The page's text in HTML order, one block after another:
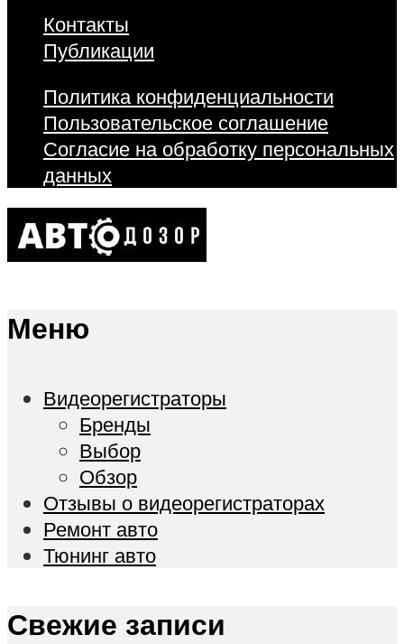
Контакты
Публикации
Политика конфиденциальности
Пользовательское соглашение
Согласие на обработку персональных
данных
Меню
Видеорегистраторы
Бренды
Выбор
Обзор
Отзывы о видеорегистраторах
Ремонт авто
Тюнинг авто
Свежие записи